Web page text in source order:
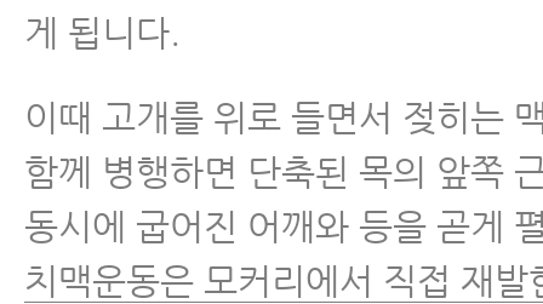
게 됩니다.
이때 고개를 위로 들면서 젖히는
함께 병행하면 단축된 목의 앞쪽
동시에 굽어진 어깨와 등을 곧게
치맥운동은 모커리에서 직접 재발